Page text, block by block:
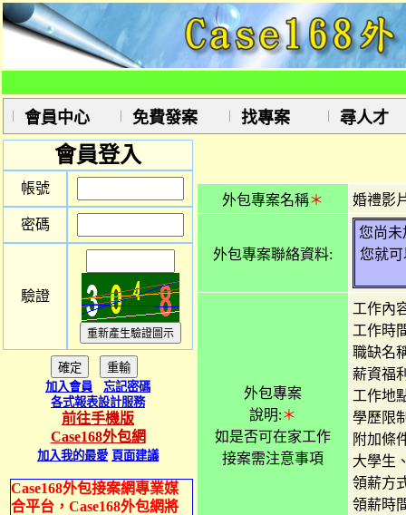
會員中心 免費發案 找專案 尋人才
會員登入
帳號
密碼
驗證
加入會員
忘記密碼
各式報表設計服務
前往手機版
Case168外包網
加入我的最愛 頁面建議
Case168外包接案網專業媒
合平台，Case168外包網將
外包專案名稱＊ 婚禮影
外包專案聯絡資料:
您尚未
您就
外包專案
說明:＊
如是否可在家工作
接案需注意事項
工作內
工作時
職缺名
薪資福
工作地
學歷限
附加條
大學生
領薪方
領薪時